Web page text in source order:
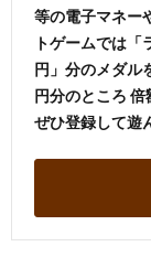
等の電子マネー
トゲームでは
円」分のメダル
円分のところ
ぜひ登録して遊